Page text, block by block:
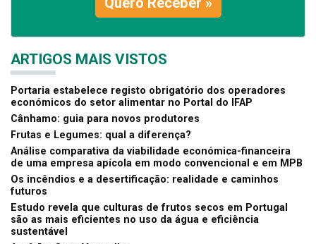
ARTIGOS MAIS VISTOS
Portaria estabelece registo obrigatório dos operadores
económicos do setor alimentar no Portal do IFAP
Cânhamo: guia para novos produtores
Frutas e Legumes: qual a diferença?
Análise comparativa da viabilidade económica-financeira
de uma empresa apícola em modo convencional e em MPB
Os incêndios e a desertificação: realidade e caminhos
futuros
Estudo revela que culturas de frutos secos em Portugal
são as mais eficientes no uso da água e eficiência
sustentável